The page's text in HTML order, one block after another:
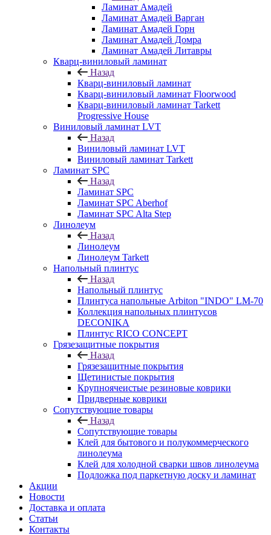
Ламинат Амадей
Ламинат Амадей Варган
Ламинат Амадей Горн
Ламинат Амадей Домра
Ламинат Амадей Литавры
Кварц-виниловый ламинат
Назад
Кварц-виниловый ламинат
Кварц-виниловый ламинат Floorwood
Кварц-виниловый ламинат Tarkett
Progressive House
Виниловый ламинат LVT
Назад
Виниловый ламинат LVT
Виниловый ламинат Tarkett
Ламинат SPC
Назад
Ламинат SPC
Ламинат SPC Aberhof
Ламинат SPC Alta Step
Линолеум
Назад
Линолеум
Линолеум Tarkett
Напольный плинтус
Назад
Напольный плинтус
Плинтуса напольные Arbiton "INDO" LM-70
Коллекция напольных плинтусов
DECONIKA
Плинтус RICO CONCEPT
Грязезащитные покрытия
Назад
Грязезащитные покрытия
Щетинистые покрытия
Крупноячеистые резиновые коврики
Придверные коврики
Сопутствующие товары
Назад
Сопутствующие товары
Клей для бытового и полукоммерческого
линолеума
Клей для холодной сварки швов линолеума
Подложка под паркетную доску и ламинат
Акции
Новости
Доставка и оплата
Статьи
Контакты